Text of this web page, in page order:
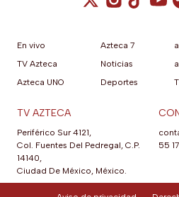
En vivo
TV Azteca
Azteca UNO
Azteca 7
Noticias
Deportes
TV AZTECA
Periférico Sur 4121,
Col. Fuentes Del Pedregal, C.P.
14140,
Ciudad De México, México.
55